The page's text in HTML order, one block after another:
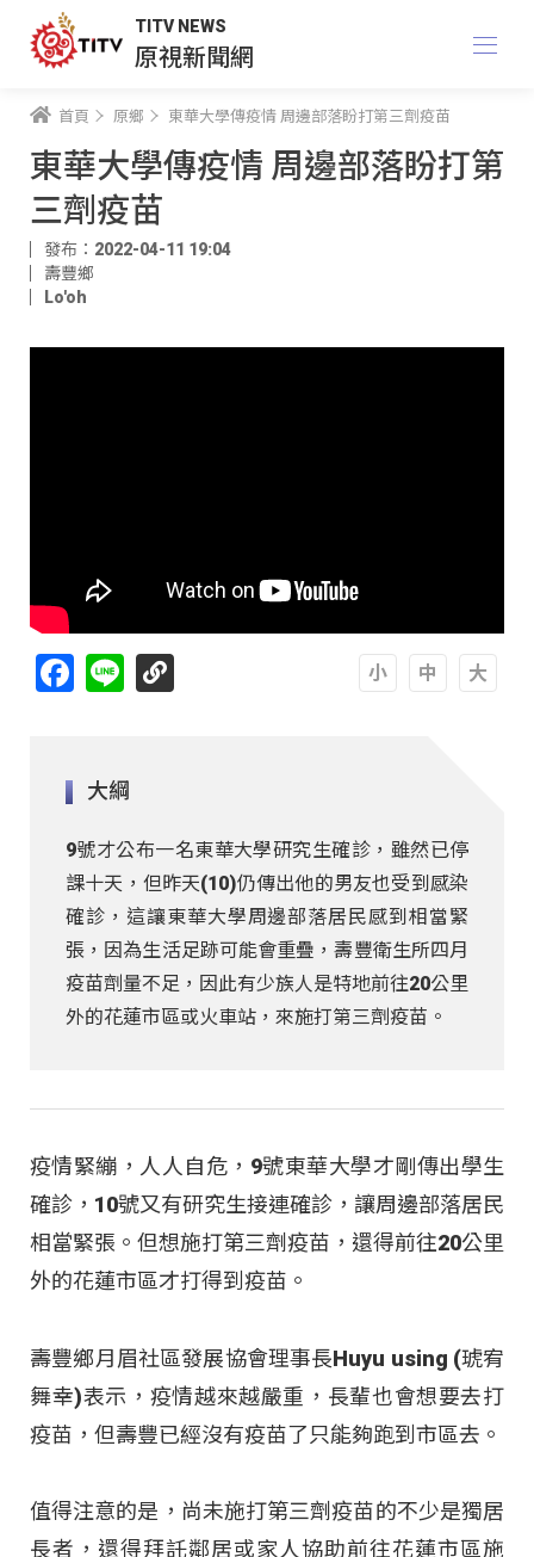
TITV NEWS
原視新聞網
首頁 原鄉 東華大學傳疫情 周邊部落盼打第三劑疫苗
東華大學傳疫情 周邊部落盼打第
三劑疫苗
發布：2022-04-11 19:04
壽豐鄉
Lo'oh
Facebook
Line
大綱
9號才公布一名東華大學研究生確診，雖然已停
課十天，但昨天(10)仍傳出他的男友也受到感染
確診，這讓東華大學周邊部落居民感到相當緊
張，因為生活足跡可能會重疊，壽豐衛生所四月
疫苗劑量不足，因此有少族人是特地前往20公里
外的花蓮市區或火車站，來施打第三劑疫苗。
疫情緊繃，人人自危，9號東華大學才剛傳出學生
確診，10號又有研究生接連確診，讓周邊部落居民
相當緊張。但想施打第三劑疫苗，還得前往20公里
外的花蓮市區才打得到疫苗。
壽豐鄉月眉社區發展協會理事長Huyu using (琥宥
舞幸)表示，疫情越來越嚴重，長輩也會想要去打
疫苗，但壽豐已經沒有疫苗了只能夠跑到市區去。
值得注意的是，尚未施打第三劑疫苗的不少是獨居
長者，還得拜託鄰居或家人協助前往花蓮市區施